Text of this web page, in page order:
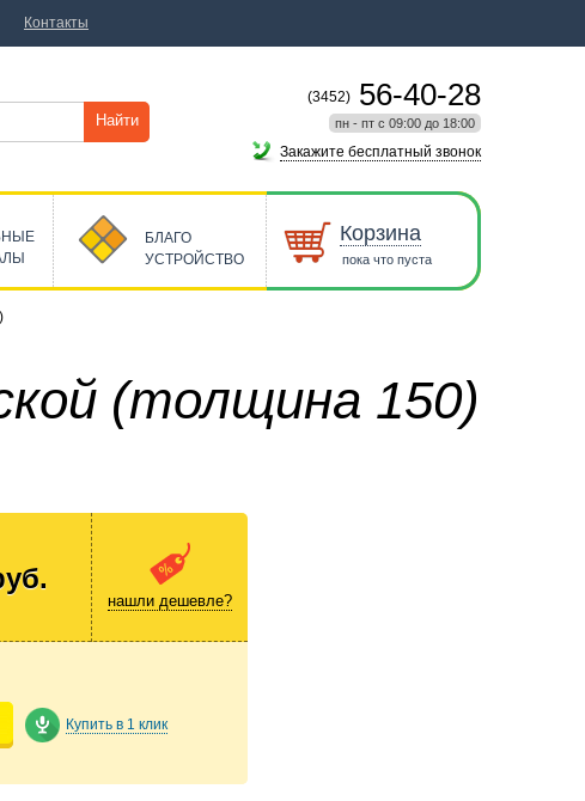
(толщина 150)
нашли дешевле?
Купить в 1 клик
Найти
(3452) 56-40-28
пн - пт с 09:00 до 18:00
Закажите бесплатный звонок
БЛАГО
УСТРОЙСТВО
Корзина
пока что пуста
Контакты